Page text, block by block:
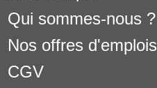
Qui sommes-nous ?
Nos offres d'emplois
CGV